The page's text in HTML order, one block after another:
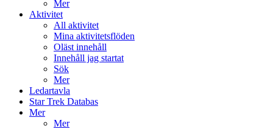
Mer
Aktivitet
All aktivitet
Mina aktivitetsflöden
Oläst innehåll
Innehåll jag startat
Sök
Mer
Ledartavla
Star Trek Databas
Mer
Mer